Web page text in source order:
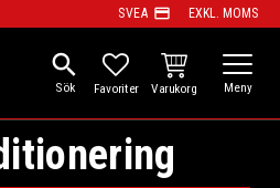
SVEA payment EXKL. MOMS
search
FAVORITER
KUNDVAGN